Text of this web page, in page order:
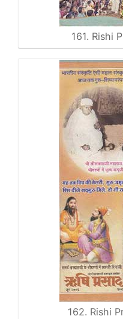
161. Rishi
162. Rishi